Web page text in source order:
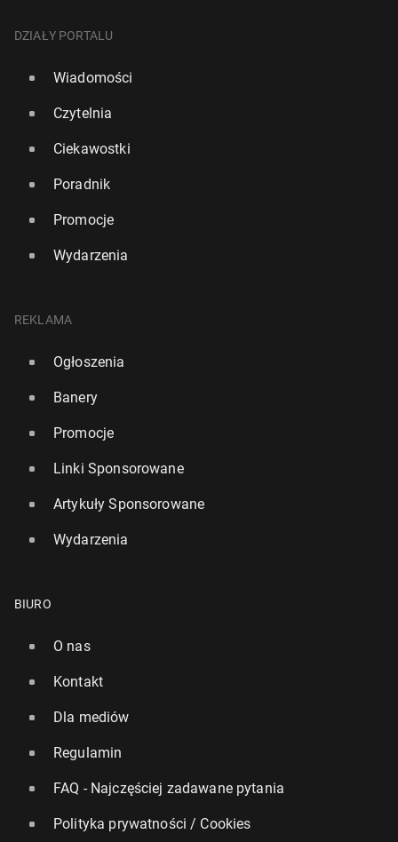
DZIAŁY PORTALU
Wiadomości
Czytelnia
Ciekawostki
Poradnik
Promocje
Wydarzenia
REKLAMA
Ogłoszenia
Banery
Promocje
Linki Sponsorowane
Artykuły Sponsorowane
Wydarzenia
BIURO
O nas
Kontakt
Dla mediów
Regulamin
FAQ - Najczęściej zadawane pytania
Polityka prywatności / Cookies